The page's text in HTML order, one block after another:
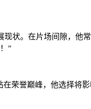
状。在片场间隙，他
”
荣誉巅峰，他选择将